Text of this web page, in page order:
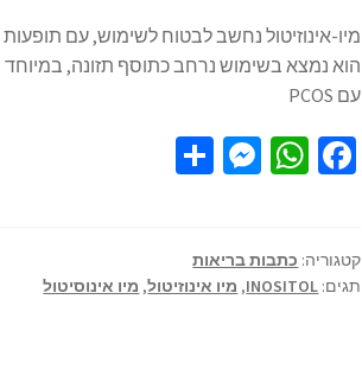
מיו-אינוזיטול נחשב לבטוח לשימוש, עם
עם PCOS
Fa
o
o
W
sA
p
M
n
ge
S
e
קטגוריה: כתבות בריאות
תגים: INOSITOL
, מיו אינוזיטול, מיו אינוסיטול